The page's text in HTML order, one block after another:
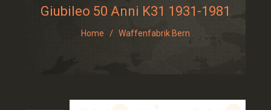
Giubileo 50 Anni K31 1931-1981
Home / Waffenfabrik Bern